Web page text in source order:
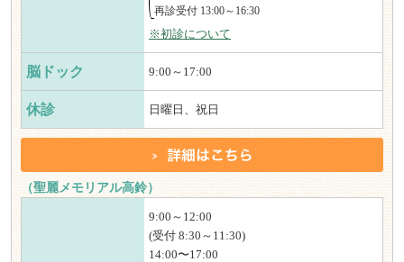
再診受付 13:00～16:30
※初診について
脳ドック 9:00～17:00
休診 日曜日、祝日
（聖麗メモリアル高鈴）
9:00～12:00
(受付 8:30～11:30)
14:00〜17:00